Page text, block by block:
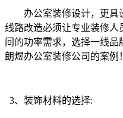
办公室装修设计，更具设
线路改造必须让专业装修人
间的功率需求，选择一线
朗煜办公室装修公司的案例！
3、装饰材料的选择: